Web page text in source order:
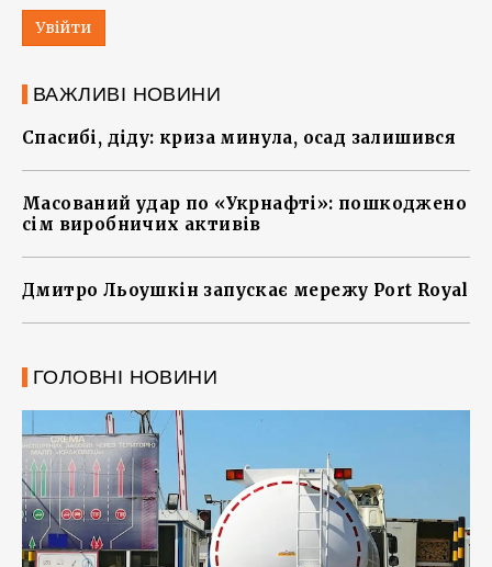
Увійти
ВАЖЛИВІ НОВИНИ
Спасибі, діду: криза минула, осад залишився
Масований удар по «Укрнафті»: пошкоджено
сім виробничих активів
Дмитро Льоушкін запускає мережу Port Royal
ГОЛОВНІ НОВИНИ